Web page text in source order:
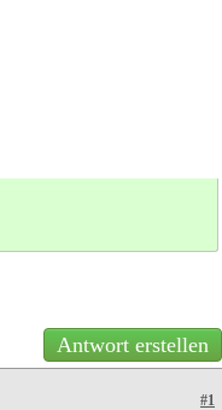
Antwort erstellen
#1